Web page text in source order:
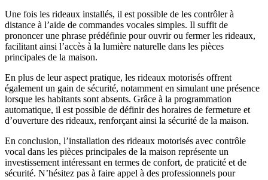
Une fois les rideaux installés, il est possible de les contrôler à
distance à l’aide de commandes vocales simples. Il suffit de
prononcer une phrase prédéfinie pour ouvrir ou fermer les rideaux,
facilitant ainsi l’accès à la lumière naturelle dans les pièces
principales de la maison.
En plus de leur aspect pratique, les rideaux motorisés offrent
également un gain de sécurité, notamment en simulant une présence
lorsque les habitants sont absents. Grâce à la programmation
automatique, il est possible de définir des horaires de fermeture et
d’ouverture des rideaux, renforçant ainsi la sécurité de la maison.
En conclusion, l’installation des rideaux motorisés avec contrôle
vocal dans les pièces principales de la maison représente un
investissement intéressant en termes de confort, de praticité et de
sécurité. N’hésitez pas à faire appel à des professionnels pour